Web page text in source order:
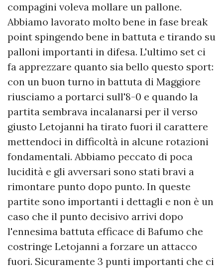
compagini voleva mollare un pallone.
Abbiamo lavorato molto bene in fase break
point spingendo bene in battuta e tirando su
palloni importanti in difesa. L'ultimo set ci
fa apprezzare quanto sia bello questo sport:
con un buon turno in battuta di Maggiore
riusciamo a portarci sull'8-0 e quando la
partita sembrava incalanarsi per il verso
giusto Letojanni ha tirato fuori il carattere
mettendoci in difficoltà in alcune rotazioni
fondamentali. Abbiamo peccato di poca
lucidità e gli avversari sono stati bravi a
rimontare punto dopo punto. In queste
partite sono importanti i dettagli e non è un
caso che il punto decisivo arrivi dopo
l'ennesima battuta efficace di Bafumo che
costringe Letojanni a forzare un attacco
fuori. Sicuramente 3 punti importanti che ci